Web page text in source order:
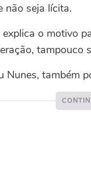
não seja lícita.
o motivo
tampouco
também